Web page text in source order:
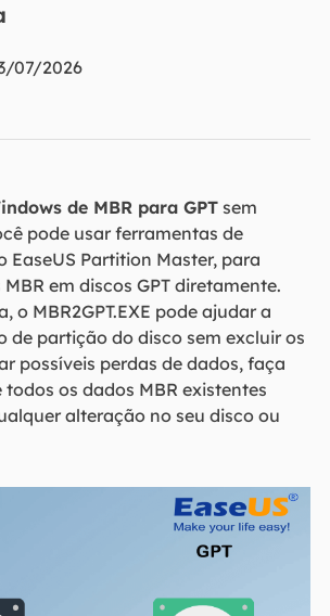
07/2026
de MBR para GPTsem
pode usar ferramentas de
EaseUS Partition Master, para
em discos GPT diretamente.
o MBR2GPT.EXE pode ajudar a
de partição do disco sem excluir os
possíveis perdas de dados, faça
os dados MBR existentes
alteração no seu disco ou